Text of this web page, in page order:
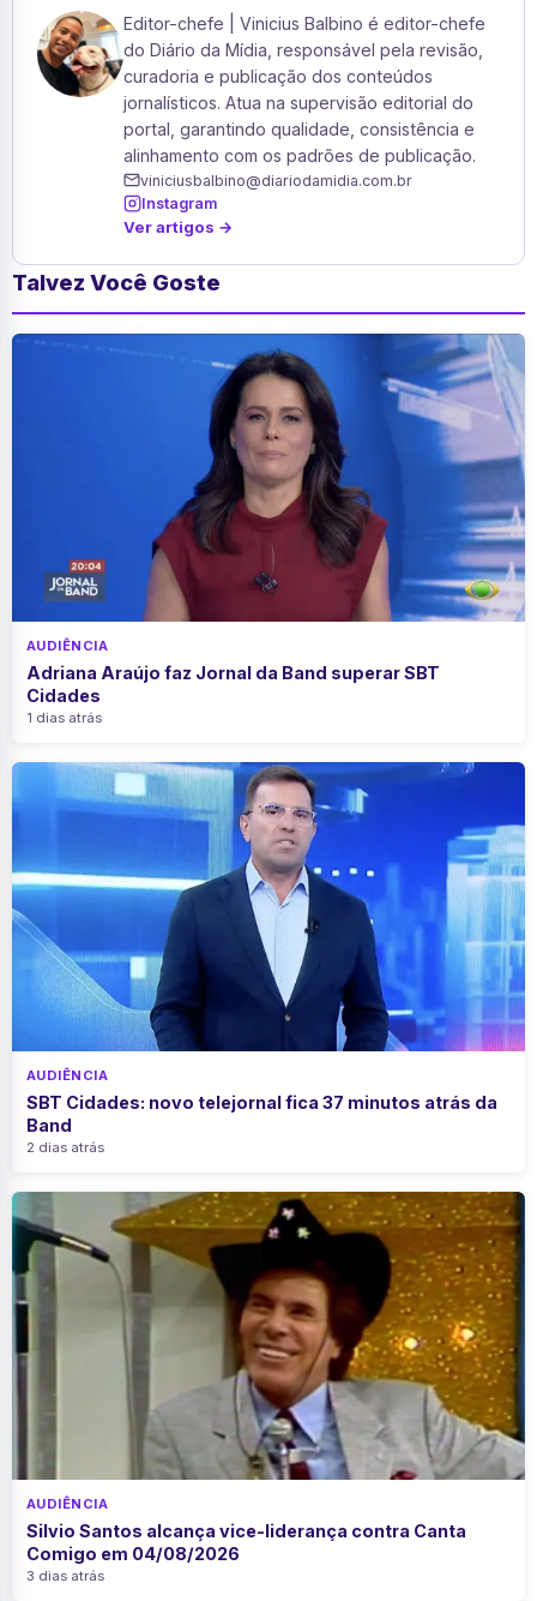
Editor-chefe | Vinicius Balbino é editor-chefe
do Diário da Mídia, responsável pela revisão,
curadoria e publicação dos conteúdos
jornalísticos. Atua na supervisão editorial do
portal, garantindo qualidade, consistência e
alinhamento com os padrões de publicação.
viniciusbalbino@diariodamidia.com.br
Instagram
Ver artigos →
Talvez Você Goste
AUDIÊNCIA
Adriana Araújo faz Jornal da Band superar SBT
Cidades
1 dias atrás
AUDIÊNCIA
SBT Cidades: novo telejornal fica 37 minutos atrás da
Band
2 dias atrás
AUDIÊNCIA
Silvio Santos alcança vice-liderança contra Canta
Comigo em 04/08/2026
3 dias atrás